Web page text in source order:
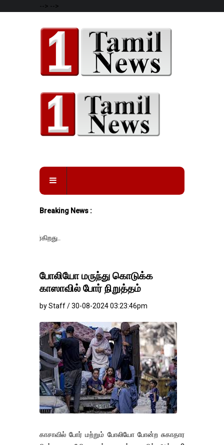
--> -->
Breaking News :
போலியோ மருந்து கொடுக்க
காஸாவில் போர் நிறுத்தம்
by Staff / 30-08-2024 03:23:46pm
காசாவில் போர் மற்றும் போலியோ போன்ற சுகாதார